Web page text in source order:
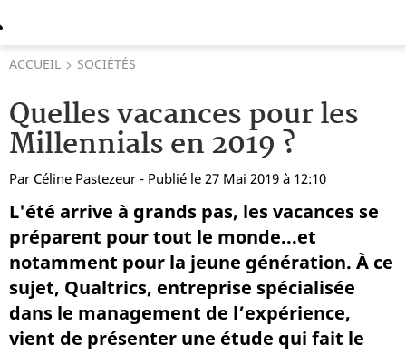
ACCUEIL SOCIÉTÉS
Quelles vacances pour les
Millennials en 2019 ?
Par Céline Pastezeur - Publié le 27 Mai 2019 à 12:10
L'été arrive à grands pas, les vacances se
préparent pour tout le monde...et
notamment pour la jeune génération. À ce
sujet, Qualtrics, entreprise spécialisée
dans le management de l’expérience,
vient de présenter une étude qui fait le